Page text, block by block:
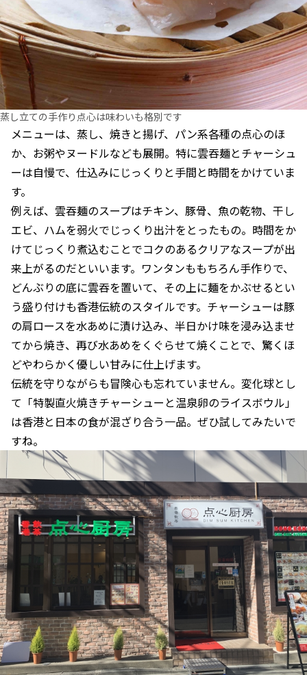
蒸し立ての手作り点心は味わいも格別です
メニューは、蒸し、焼きと揚げ、パン系各種の点心のほ
か、お粥やヌードルなども展開。特に雲吞麺とチャーシュ
ーは自慢で、仕込みにじっくりと手間と時間をかけていま
す。
例えば、雲吞麺のスープはチキン、豚骨、魚の乾物、干し
エビ、ハムを弱火でじっくり出汁をとったもの。時間をか
けてじっくり煮込むことでコクのあるクリアなスープが出
来上がるのだといいます。ワンタンももちろん手作りで、
どんぶりの底に雲吞を置いて、その上に麺をかぶせるとい
う盛り付けも香港伝統のスタイルです。チャーシューは豚
の肩ロースを水あめに漬け込み、半日かけ味を浸み込ませ
てから焼き、再び水あめをくぐらせて焼くことで、驚くほ
どやわらかく優しい甘みに仕上げます。
伝統を守りながらも冒険心も忘れていません。変化球とし
て「特製直火焼きチャーシューと温泉卵のライスボウル」
は香港と日本の食が混ざり合う一品。ぜひ試してみたいで
すね。